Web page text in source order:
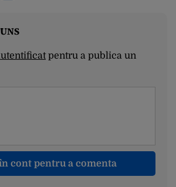
pentru a publica un
cont pentru a comenta